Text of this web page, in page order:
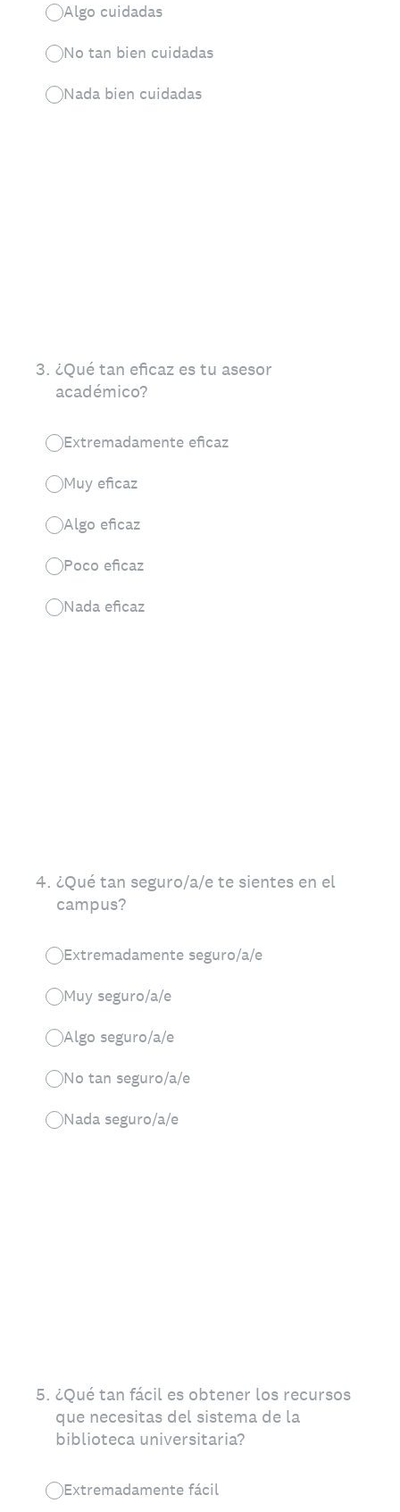
Algo cuidadas
No tan bien cuidadas
Nada bien cuidadas
3. ¿Qué tan eficaz es tu asesor
académico?
Extremadamente eficaz
Muy eficaz
Algo eficaz
Poco eficaz
Nada eficaz
4. ¿Qué tan seguro/a/e te sientes en el
campus?
Extremadamente seguro/a/e
Muy seguro/a/e
Algo seguro/a/e
No tan seguro/a/e
Nada seguro/a/e
5. ¿Qué tan fácil es obtener los recursos
que necesitas del sistema de la
biblioteca universitaria?
Extremadamente fácil